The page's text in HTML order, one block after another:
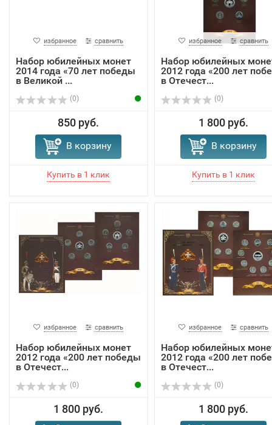
избранное сравнить
Набор юбилейных монет
2014 года «70 лет победы
в Великой ...
(0)
850 руб.
В корзину
избранное сравнить
Набор юбилейных
2012 года «200 лет
в Отечест...
(0)
1 800 руб.
В корзину
избранное сравнить
Набор юбилейных монет
2012 года «200 лет победы
в Отечест...
(0)
1 800 руб.
избранное сравнить
Набор юбилейных
2012 года «200 лет
в Отечест...
(0)
1 800 руб.